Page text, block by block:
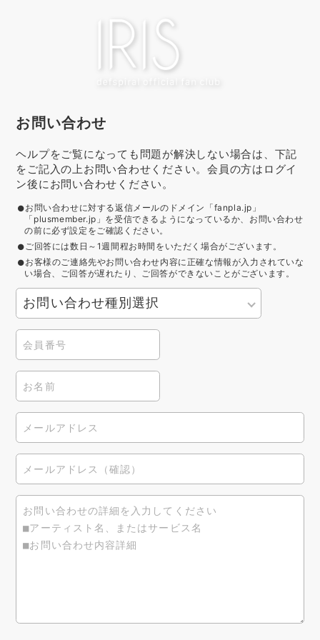
お問い合わせ
ヘルプをご覧になっても問題が解決しない場合は、下記
をご記入の上お問い合わせください。会員の方はログイ
ン後にお問い合わせください。
お問い合わせに対する返信メールのドメイン「fanpla.jp」
「plusmember.jp」を受信できるようになっているか、お問い合わせ
の前に必ず設定をご確認ください。
ご回答には数日～1週間程お時間をいただく場合がございます。
お客様のご連絡先やお問い合わせ内容に正確な情報が入力されていな
い場合、ご回答が遅れたり、ご回答ができないことがございます。